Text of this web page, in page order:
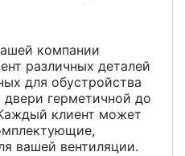
компании
различных деталей
для обустройства
герметичной до
клиент может
вашей вентиляции.